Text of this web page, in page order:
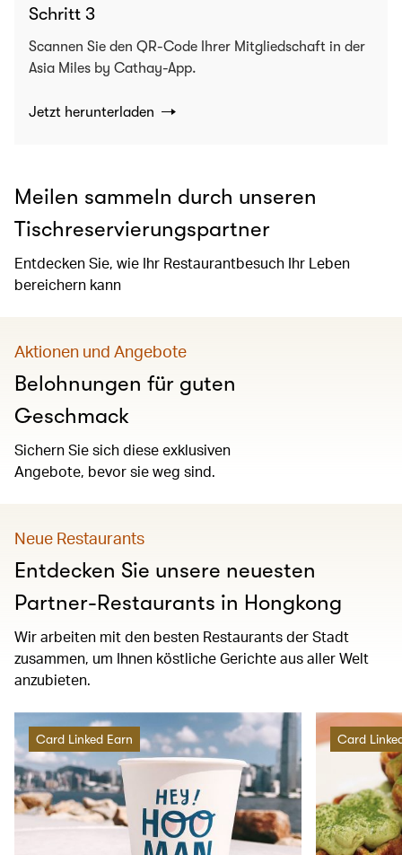
Schritt 3
Scannen Sie den QR-Code Ihrer Mitgliedschaft in der
Asia Miles by Cathay-App.
Jetzt herunterladen
Meilen sammeln durch unseren
Tischreservierungspartner
Entdecken Sie, wie Ihr Restaurantbesuch Ihr Leben
bereichern kann
Aktionen und Angebote
Belohnungen für guten
Geschmack
Sichern Sie sich diese exklusiven
Angebote, bevor sie weg sind.
Neue Restaurants
Entdecken Sie unsere neuesten
Partner-Restaurants in Hongkong
Wir arbeiten mit den besten Restaurants der Stadt
zusammen, um Ihnen köstliche Gerichte aus aller Welt
anzubieten.
Card Linked Earn Card